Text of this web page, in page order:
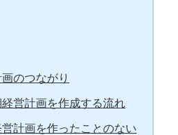
のつながり
営計画を作成する流れ
計画を作ったことのない